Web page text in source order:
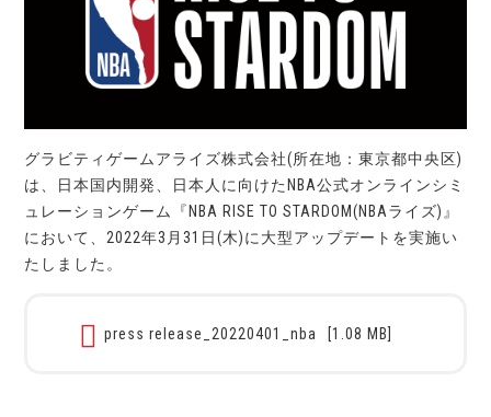
グラビティゲームアライズ株式会社(所在地：東京都中央区)
は、日本国内開発、日本人に向けたNBA公式オンラインシミ
ュレーションゲーム『NBA RISE TO STARDOM(NBAライズ)』
において、2022年3月31日(木)に大型アップデートを実施い
たしました。
press release_20220401_nba [1.08 MB]